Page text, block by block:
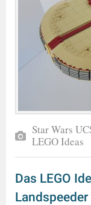
Star Wars
LEGO Ideas
Das LEGO